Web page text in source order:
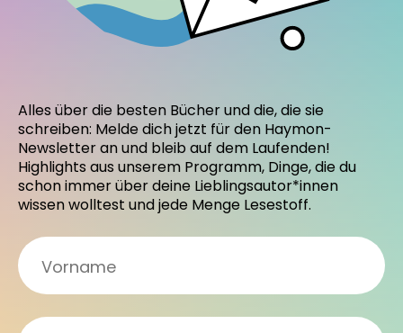
Alles über die besten Bücher und die, die sie
schreiben: Melde dich jetzt für den Haymon-
Newsletter an und bleib auf dem Laufenden!
Highlights aus unserem Programm, Dinge, die du
schon immer über deine Lieblingsautor*innen
wissen wolltest und jede Menge Lesestoff.